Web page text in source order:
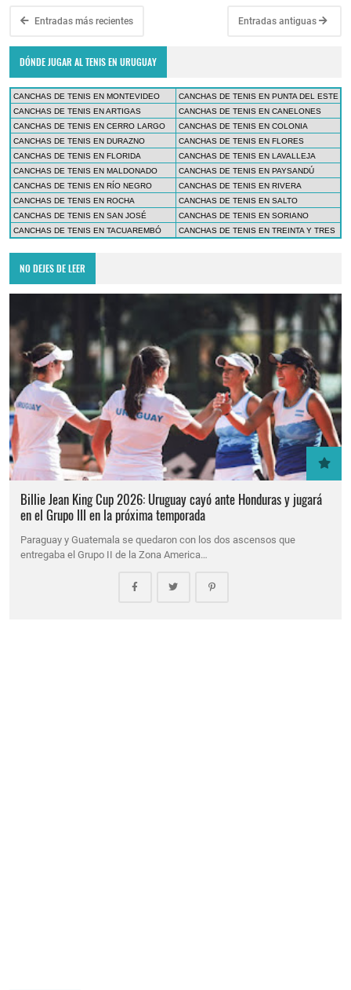
Entradas más recientes Entradas antiguas
DÓNDE JUGAR AL TENIS EN URUGUAY
CANCHAS DE TENIS EN MONTEVIDEO
CANCHAS DE TENIS EN PUNTA DEL ESTE
CANCHAS DE TENIS EN ARTIGAS
CANCHAS DE TENIS EN CANELONES
CANCHAS DE TENIS EN CERRO LARGO
CANCHAS DE TENIS EN COLONIA
CANCHAS DE TENIS EN DURAZNO
CANCHAS DE TENIS EN FLORES
CANCHAS DE TENIS EN FLORIDA
CANCHAS DE TENIS EN LAVALLEJA
CANCHAS DE TENIS EN MALDONADO
CANCHAS DE TENIS EN PAYSANDÚ
CANCHAS DE TENIS EN RÍO NEGRO
CANCHAS DE TENIS EN RIVERA
CANCHAS DE TENIS EN ROCHA
CANCHAS DE TENIS EN SALTO
CANCHAS DE TENIS EN SAN JOSÉ
CANCHAS DE TENIS EN SORIANO
CANCHAS DE TENIS EN TACUAREMBÓ
CANCHAS DE TENIS EN TREINTA Y TRES
NO DEJES DE LEER
Billie Jean King Cup 2026: Uruguay cayó ante Honduras y jugará
en el Grupo III en la próxima temporada
Paraguay y Guatemala se quedaron con los dos ascensos que
entregaba el Grupo II de la Zona America…